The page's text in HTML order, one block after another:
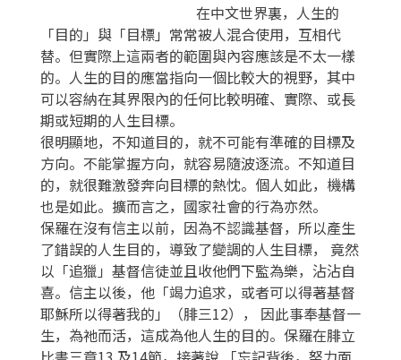
在中文世界裏，人生的
「目的」與「目標」常常被人混合使用，互相代
替。但實際上這兩者的範圍與內容應該是不太一樣
的。人生的目的應當指向一個比較大的視野，其中
可以容納在其界限內的任何比較明確、實際、或長
期或短期的人生目標。
很明顯地，不知道目的，就不可能有準確的目標及
方向。不能掌握方向，就容易隨波逐流。不知道目
的，就很難激發奔向目標的熱忱。個人如此，機構
也是如此。擴而言之，國家社會的行為亦然。
保羅在沒有信主以前，因為不認識基督，所以產生
了錯誤的人生目的，導致了變調的人生目標， 竟然
以「追獵」基督信徒並且收他們下監為樂，沾沾自
喜。信主以後，他「竭力追求，或者可以得著基督
耶穌所以得著我的」（腓三12）， 因此事奉基督一
生，為祂而活，這成為他人生的目的。保羅在腓立